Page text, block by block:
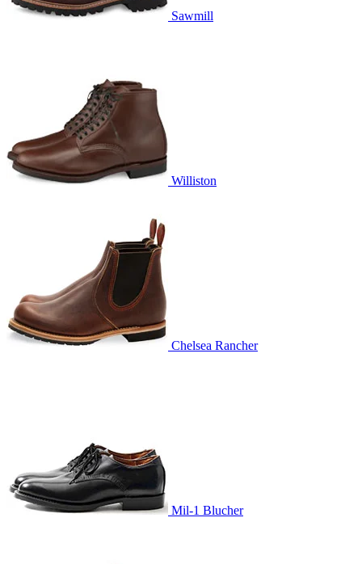
Sawmill
Williston
Chelsea Rancher
Mil-1 Blucher